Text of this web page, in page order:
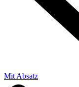
Mit Absatz